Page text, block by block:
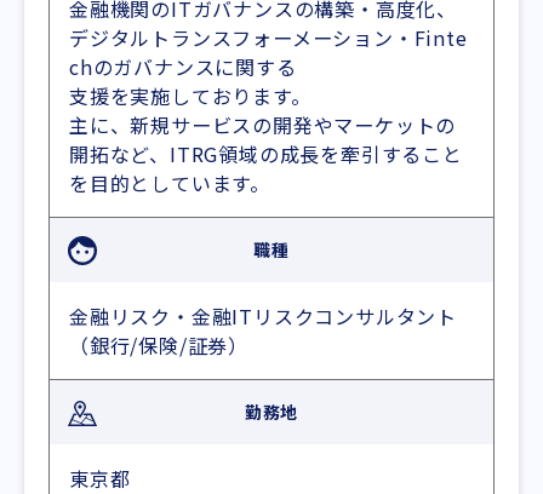
金融機関のITガバナンスの構築・高度化、
デジタルトランスフォーメーション・Finte
chのガバナンスに関する
支援を実施しております。
主に、新規サービスの開発やマーケットの
開拓など、ITRG領域の成長を牽引すること
を目的としています。
職種
金融リスク・金融ITリスクコンサルタント
（銀行/保険/証券）
勤務地
東京都